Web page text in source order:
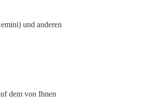
und anderen
dem von Ihnen